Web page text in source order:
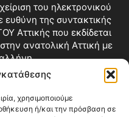
χρησιμοποιούμε
ή/και την πρόσβαση σε
του ηλεκτρονικού
ευθύνη της συντακτικής
Αττικής που εκδίδεται
ανατολική Αττική με